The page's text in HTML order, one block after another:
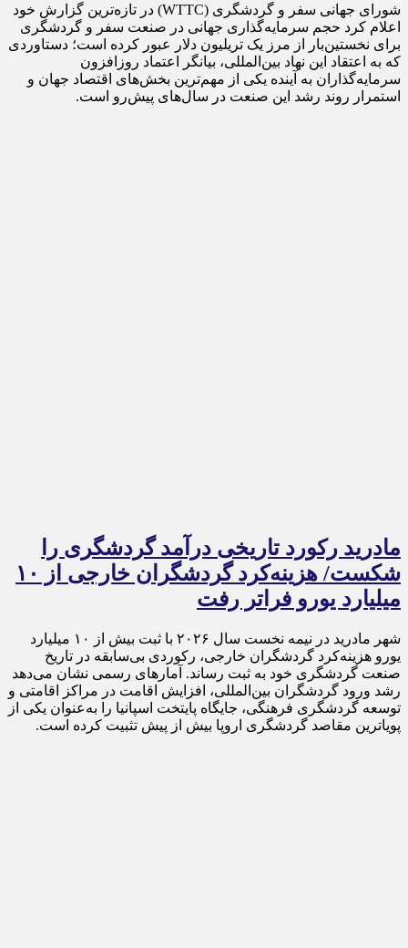
شورای جهانی سفر و گردشگری (WTTC) در تازه‌ترین گزارش خود
اعلام کرد حجم سرمایه‌گذاری جهانی در صنعت سفر و گردشگری
برای نخستین‌بار از مرز یک تریلیون دلار عبور کرده است؛ دستاوردی
که به اعتقاد این نهاد بین‌المللی، بیانگر اعتماد روزافزون
سرمایه‌گذاران به آینده یکی از مهم‌ترین بخش‌های اقتصاد جهان و
استمرار روند رشد این صنعت در سال‌های پیش‌رو است.
مادرید رکورد تاریخی درآمد گردشگری را
شکست/ هزینه‌کرد گردشگران خارجی از ۱۰
میلیارد یورو فراتر رفت
شهر مادرید در نیمه نخست سال ۲۰۲۶ با ثبت بیش از ۱۰ میلیارد
یورو هزینه‌کرد گردشگران خارجی، رکوردی بی‌سابقه در تاریخ
صنعت گردشگری خود به ثبت رساند. آمارهای رسمی نشان می‌دهد
رشد ورود گردشگران بین‌المللی، افزایش اقامت در مراکز اقامتی و
توسعه گردشگری فرهنگی، جایگاه پایتخت اسپانیا را به‌عنوان یکی از
پویاترین مقاصد گردشگری اروپا بیش از پیش تثبیت کرده است.